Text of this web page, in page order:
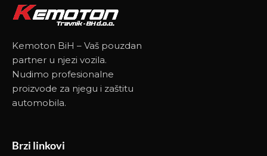
Kemoton BiH – Vaš pouzdan
partner u njezi vozila.
Nudimo profesionalne
proizvode za njegu i zaštitu
automobila.
Brzi linkovi